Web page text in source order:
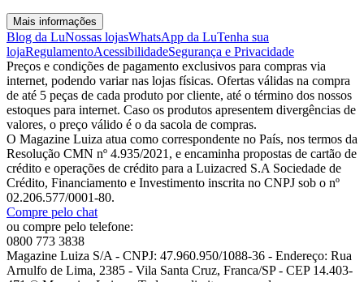
Mais informações
Blog da LuNossas lojasWhatsApp da LuTenha sua
lojaRegulamentoAcessibilidadeSegurança e Privacidade
Preços e condições de pagamento exclusivos para compras via
internet, podendo variar nas lojas físicas. Ofertas válidas na compra
de até 5 peças de cada produto por cliente, até o término dos nossos
estoques para internet. Caso os produtos apresentem divergências de
valores, o preço válido é o da sacola de compras.
O Magazine Luiza atua como correspondente no País, nos termos da
Resolução CMN nº 4.935/2021, e encaminha propostas de cartão de
crédito e operações de crédito para a Luizacred S.A Sociedade de
Crédito, Financiamento e Investimento inscrita no CNPJ sob o nº
02.206.577/0001-80.
Compre pelo chat
ou compre pelo telefone:
0800 773 3838
Magazine Luiza S/A - CNPJ: 47.960.950/1088-36 - Endereço: Rua
Arnulfo de Lima, 2385 - Vila Santa Cruz, Franca/SP - CEP 14.403-